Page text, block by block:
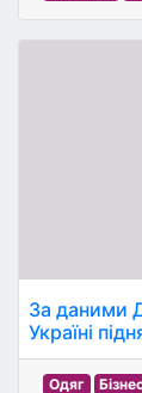
За даними
Україні
Одяг